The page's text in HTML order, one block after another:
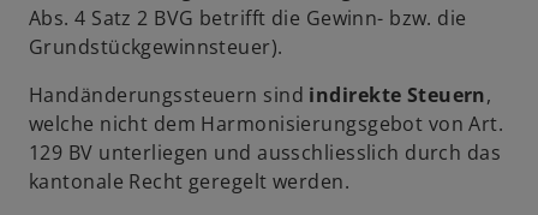
Abs. 4 Satz 2 BVG betrifft die Gewinn- bzw. die
Grundstückgewinnsteuer).
Handänderungssteuern sind indirekte Steuern,
welche nicht dem Harmonisierungsgebot von Art.
129 BV unterliegen und ausschliesslich durch das
kantonale Recht geregelt werden.